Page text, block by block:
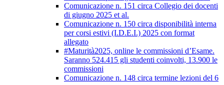
Comunicazione n. 151 circa Collegio dei docenti
di giugno 2025 et al.
Comunicazione n. 150 circa disponibilità interna
per corsi estivi (I.D.E.I.) 2025 con format
allegato
#Maturità2025, online le commissioni d’Esame.
Saranno 524.415 gli studenti coinvolti, 13.900 le
commissioni
Comunicazione n. 148 circa termine lezioni del 6